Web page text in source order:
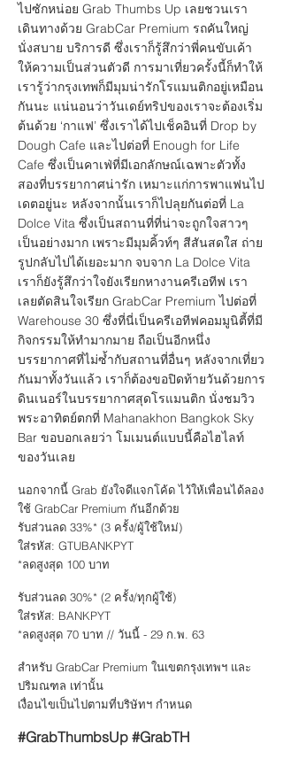
ไปซักหน่อย Grab Thumbs Up เลยชวนเรา
เดินทางด้วย GrabCar Premium รถคันใหญ่
นั่งสบาย บริการดี ซึ่งเราก็รู้สึกว่าพี่คนขับเค้า
ให้ความเป็นส่วนตัวดี การมาเที่ยวครั้งนี้ก็ทำให้
เรารู้ว่ากรุงเทพก็มีมุมน่ารักโรแมนติกอยู่เหมือน
กันนะ แน่นอนว่าวันเดย์ทริปของเราจะต้องเริ่ม
ต้นด้วย ‘กาแฟ’ ซึ่งเราได้ไปเช็คอินที่ Drop by
Dough Cafe และไปต่อที่ Enough for Life
Cafe ซึ่งเป็นคาเฟ่ที่มีเอกลักษณ์เฉพาะตัวทั้ง
สองที่บรรยากาศน่ารัก เหมาะแก่การพาแฟนไป
เดตอยู่นะ หลังจากนั้นเราก็ไปลุยกันต่อที่ La
Dolce Vita ซึ่งเป็นสถานที่ที่น่าจะถูกใจสาวๆ
เป็นอย่างมาก เพราะมีมุมคิ้วท์ๆ สีสันสดใส ถ่าย
รูปกลับไปได้เยอะมาก จบจาก La Dolce Vita
เราก็ยังรู้สึกว่าใจยังเรียกหางานครีเอทีฟ เรา
เลยตัดสินใจเรียก GrabCar Premium ไปต่อที่
Warehouse 30 ซึ่งที่นี่เป็นครีเอทีฟคอมมูนิตี้ที่มี
กิจกรรมให้ทำมากมาย ถือเป็นอีกหนึ่ง
บรรยากาศที่ไม่ซ้ำกับสถานที่อื่นๆ หลังจากเที่ยว
กันมาทั้งวันแล้ว เราก็ต้องขอปิดท้ายวันด้วยการ
ดินเนอร์ในบรรยากาศสุดโรแมนติก นั่งชมวิว
พระอาทิตย์ตกที่ Mahanakhon Bangkok Sky
Bar ขอบอกเลยว่า โมเมนต์แบบนี้คือไฮไลท์
ของวันเลย
นอกจากนี้ Grab ยังใจดีแจกโค้ด ไว้ให้เพื่อนได้ลอง
ใช้ GrabCar Premium กันอีกด้วย
รับส่วนลด 33%* (3 ครั้ง/ผู้ใช้ใหม่)
ใส่รหัส: GTUBANKPYT
*ลดสูงสุด 100 บาท
รับส่วนลด 30%* (2 ครั้ง/ทุกผู้ใช้)
ใส่รหัส: BANKPYT
*ลดสูงสุด 70 บาท // วันนี้ - 29 ก.พ. 63
สำหรับ GrabCar Premium ในเขตกรุงเทพฯ และ
ปริมณฑล เท่านั้น
เงื่อนไขเป็นไปตามที่บริษัทฯ กำหนด
#GrabThumbsUp #GrabTH